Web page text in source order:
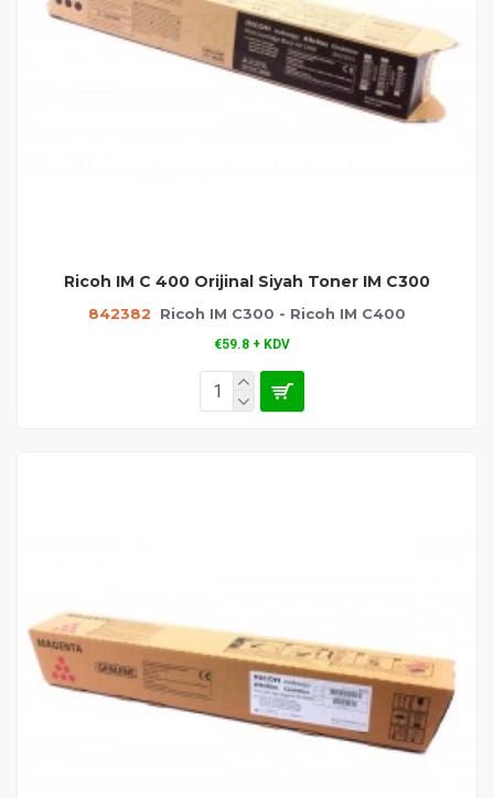
842382 Ricoh IM C300 - Ricoh IM C400
Ricoh IM C 400 Orijinal Siyah Toner IM C300
€59.8 + KDV